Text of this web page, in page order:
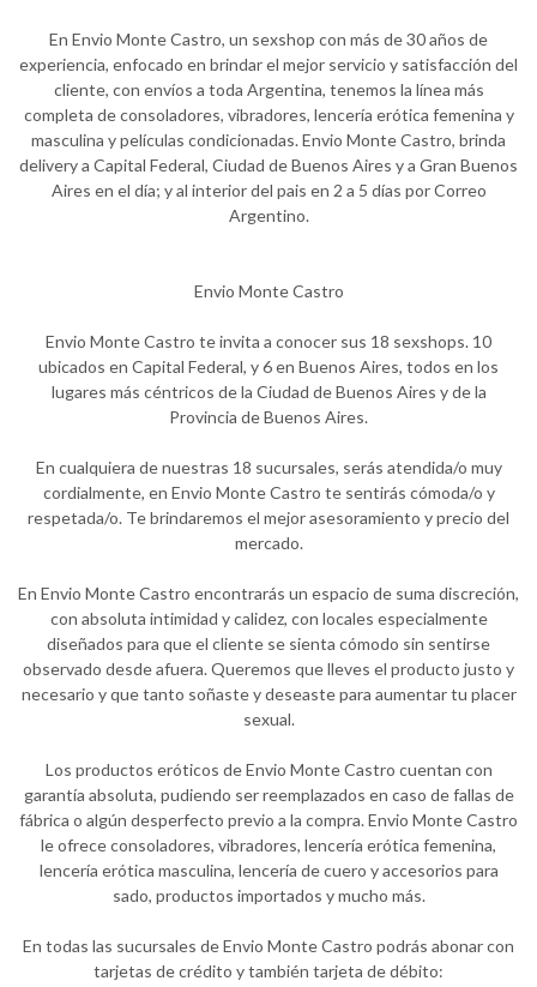
En Envio Monte Castro, un sexshop con más de 30 años de
experiencia, enfocado en brindar el mejor servicio y satisfacción del
cliente, con envíos a toda Argentina, tenemos la línea más
completa de consoladores, vibradores, lencería erótica femenina y
masculina y películas condicionadas. Envio Monte Castro, brinda
delivery a Capital Federal, Ciudad de Buenos Aires y a Gran Buenos
Aires en el día; y al interior del pais en 2 a 5 días por Correo
Argentino.
Envio Monte Castro
Envio Monte Castro te invita a conocer sus 18 sexshops. 10
ubicados en Capital Federal, y 6 en Buenos Aires, todos en los
lugares más céntricos de la Ciudad de Buenos Aires y de la
Provincia de Buenos Aires.
En cualquiera de nuestras 18 sucursales, serás atendida/o muy
cordialmente, en Envio Monte Castro te sentirás cómoda/o y
respetada/o. Te brindaremos el mejor asesoramiento y precio del
mercado.
En Envio Monte Castro encontrarás un espacio de suma discreción,
con absoluta intimidad y calidez, con locales especialmente
diseñados para que el cliente se sienta cómodo sin sentirse
observado desde afuera. Queremos que lleves el producto justo y
necesario y que tanto soñaste y deseaste para aumentar tu placer
sexual.
Los productos eróticos de Envio Monte Castro cuentan con
garantía absoluta, pudiendo ser reemplazados en caso de fallas de
fábrica o algún desperfecto previo a la compra. Envio Monte Castro
le ofrece consoladores, vibradores, lencería erótica femenina,
lencería erótica masculina, lencería de cuero y accesorios para
sado, productos importados y mucho más.
En todas las sucursales de Envio Monte Castro podrás abonar con
tarjetas de crédito y también tarjeta de débito: